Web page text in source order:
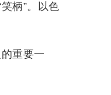
柄”。以色
重要一